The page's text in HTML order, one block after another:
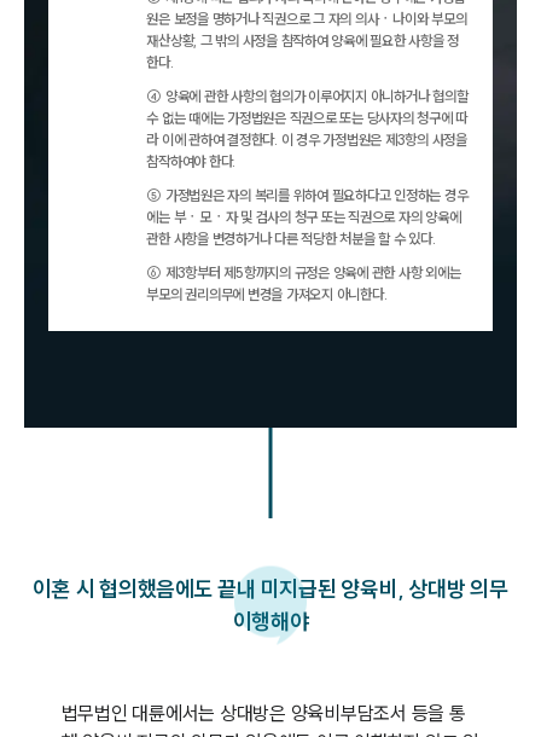
원은 보정을 명하거나 직권으로 그 자의 의사ㆍ나이와 부모의
재산상황, 그 밖의 사정을 참작하여 양육에 필요한 사항을 정
한다.
④ 양육에 관한 사항의 협의가 이루어지지 아니하거나 협의할
수 없는 때에는 가정법원은 직권으로 또는 당사자의 청구에 따
라 이에 관하여 결정한다. 이 경우 가정법원은 제3항의 사정을
참작하여야 한다.
⑤ 가정법원은 자의 복리를 위하여 필요하다고 인정하는 경우
에는 부ㆍ모ㆍ자 및 검사의 청구 또는 직권으로 자의 양육에
관한 사항을 변경하거나 다른 적당한 처분을 할 수 있다.
⑥ 제3항부터 제5항까지의 규정은 양육에 관한 사항 외에는
부모의 권리의무에 변경을 가져오지 아니한다.
이혼 시 협의했음에도 끝내 미지급된 양육비, 상대방 의무
이행해야
법무법인 대륜에서는 상대방은 양육비부담조서 등을 통